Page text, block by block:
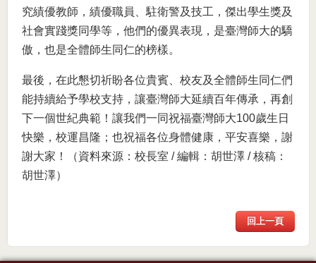
究績優教師，績優職員、駐衛警及技工，傑出學生獎及
社會實踐獎同學等，他們的優異表現，是臺灣師大的驕
傲，也是全體師生同仁的榜樣。
最後，在此懇切祈盼各位貴賓、校友及全體師生同仁們
能持續給予學校支持，讓臺灣師大延續百年傳承，再創
下一個世紀典範！讓我們一同祝福臺灣師大100歲生日
快樂，校運昌隆；也祝福各位身體健康，平安喜樂，謝
謝大家！（資料來源：校長室 / 編輯：胡世澤 / 核稿：
胡世澤）
回上一頁